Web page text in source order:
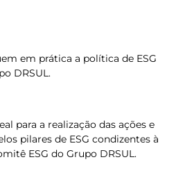
em prática a política de ESG
DRSUL.
para a realização das ações e
pilares de ESG condizentes à
ESG do Grupo DRSUL.